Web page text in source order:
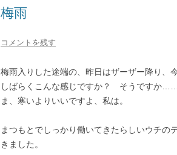
梅雨
コメントを残す
梅雨入りした途端の、昨日はザーザー降り、
しばらくこんな感じですか？ そうですか……
ま、寒いよりいいですよ、私は。
まつもとでしっかり働いてきたらしいウチの
きました。